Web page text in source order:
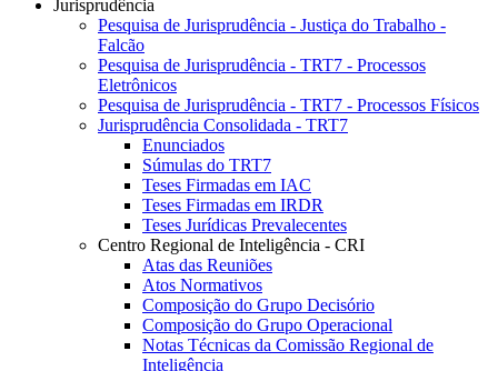
Jurisprudência
Pesquisa de Jurisprudência - Justiça do Trabalho -
Falcão
Pesquisa de Jurisprudência - TRT7 - Processos
Eletrônicos
Pesquisa de Jurisprudência - TRT7 - Processos Físicos
Jurisprudência Consolidada - TRT7
Enunciados
Súmulas do TRT7
Teses Firmadas em IAC
Teses Firmadas em IRDR
Teses Jurídicas Prevalecentes
Centro Regional de Inteligência - CRI
Atas das Reuniões
Atos Normativos
Composição do Grupo Decisório
Composição do Grupo Operacional
Notas Técnicas da Comissão Regional de
Inteligência